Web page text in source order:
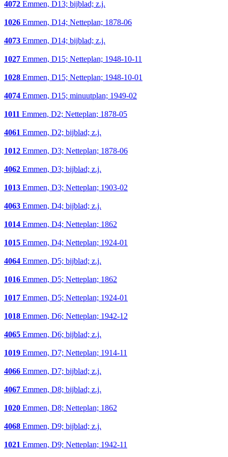
4072 Emmen, D13; bijblad; z.j.
1026 Emmen, D14; Netteplan; 1878-06
4073 Emmen, D14; bijblad; z.j.
1027 Emmen, D15; Netteplan; 1948-10-11
1028 Emmen, D15; Netteplan; 1948-10-01
4074 Emmen, D15; minuutplan; 1949-02
1011 Emmen, D2; Netteplan; 1878-05
4061 Emmen, D2; bijblad; z.j.
1012 Emmen, D3; Netteplan; 1878-06
4062 Emmen, D3; bijblad; z.j.
1013 Emmen, D3; Netteplan; 1903-02
4063 Emmen, D4; bijblad; z.j.
1014 Emmen, D4; Netteplan; 1862
1015 Emmen, D4; Netteplan; 1924-01
4064 Emmen, D5; bijblad; z.j.
1016 Emmen, D5; Netteplan; 1862
1017 Emmen, D5; Netteplan; 1924-01
1018 Emmen, D6; Netteplan; 1942-12
4065 Emmen, D6; bijblad; z.j.
1019 Emmen, D7; Netteplan; 1914-11
4066 Emmen, D7; bijblad; z.j.
4067 Emmen, D8; bijblad; z.j.
1020 Emmen, D8; Netteplan; 1862
4068 Emmen, D9; bijblad; z.j.
1021 Emmen, D9; Netteplan; 1942-11